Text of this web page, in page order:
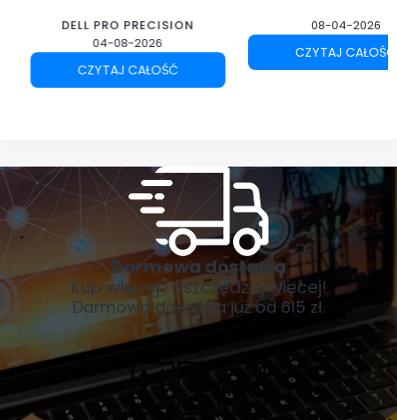
DELL PRO PRECISION
04-08-2026
CZYTAJ CAŁOŚĆ
08-04-2026
CZYTAJ CAŁOŚĆ
Darmowa dostawa
Kup więcej i oszczędzaj więcej!
Darmowa dostawa już od 615 zł.